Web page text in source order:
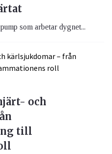
som arbetar dygnet...
och
till